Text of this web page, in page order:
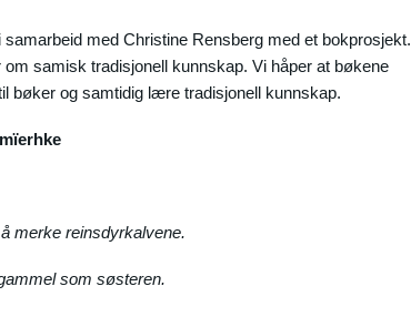
med Christine Rensberg med et bokprosjekt.
samisk tradisjonell kunnskap. Vi håper at bøkene
bøker og samtidig lære tradisjonell kunnskap.
merke reinsdyrkalvene.
som søsteren.